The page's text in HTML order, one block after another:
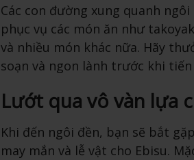
Các con đường xung quanh
phục vụ các món ăn như
và nhiều món khác nữa. Hãy
soạn và ngon lành trước khi tiến
Lướt qua vô vàn lựa
Khi đến ngôi đền, bạn sẽ bắt
may mắn và lễ vật cho Ebisu.